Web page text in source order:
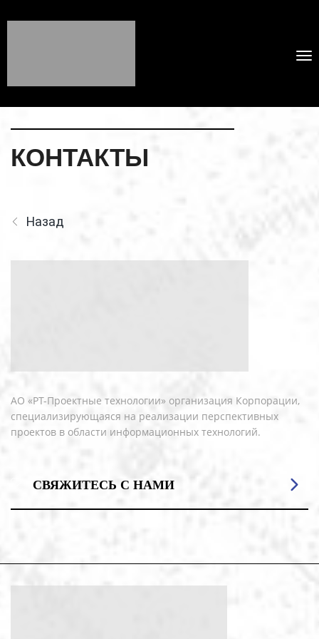
КОНТАКТЫ
Назад
АО «РТ-Проектные технологии» организация Корпорации,
специализирующаяся на реализации перспективных
проектов в области информационных технологий.
СВЯЖИТЕСЬ С НАМИ
Офис: 101000, г. Москва, вн.тер.г. муниципальный округ